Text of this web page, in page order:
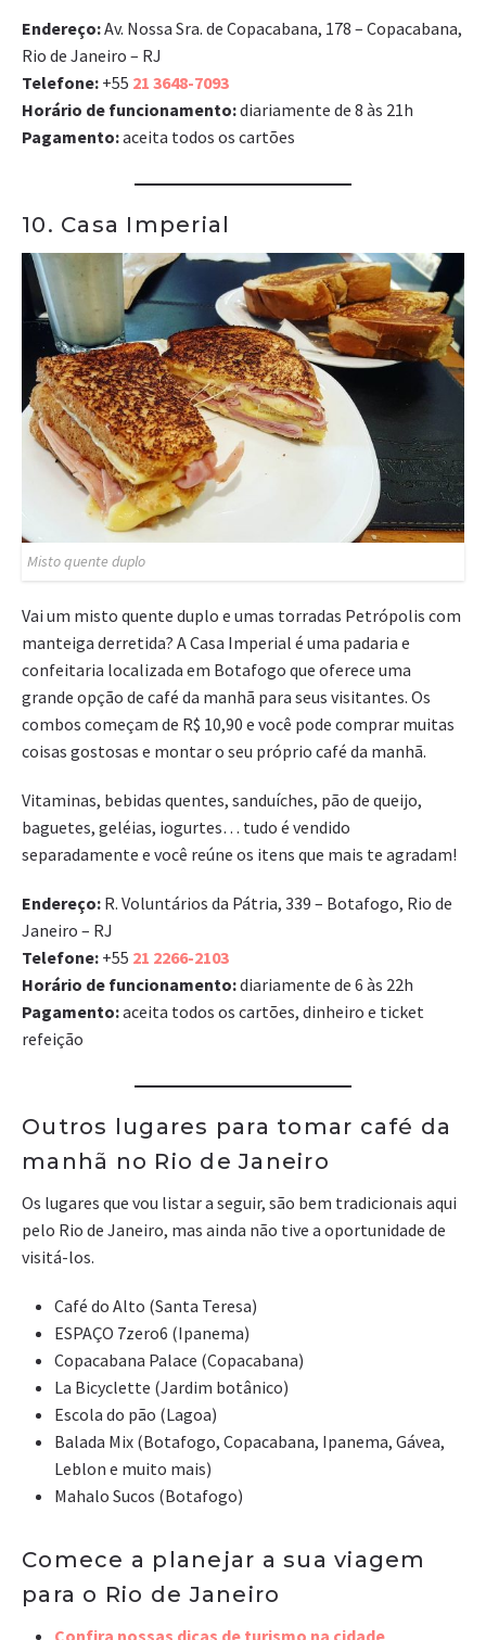
Endereço:Av. Nossa Sra. de Copacabana, 178 – Copacabana,
Rio de Janeiro – RJ
Telefone: +55 21 3648-7093
Horário de funcionamento:diariamente de 8 às 21h
Pagamento:aceita todos os cartões
10. Casa Imperial
Misto quente duplo
Vai um misto quente duplo e umas torradas Petrópolis com
manteiga derretida? A Casa Imperial é uma padaria e
confeitaria localizada em Botafogo que oferece uma
grande opção de café da manhã para seus visitantes. Os
combos começam de R$ 10,90 e você pode comprar muitas
coisas gostosas e montar o seu próprio café da manhã.
Vitaminas, bebidas quentes, sanduíches, pão de queijo,
baguetes, geléias, iogurtes… tudo é vendido
separadamente e você reúne os itens que mais te agradam!
Endereço: R. Voluntários da Pátria, 339 – Botafogo, Rio de
Janeiro – RJ
Telefone: +55 21 2266-2103
Horário de funcionamento:diariamente de 6 às 22h
Pagamento:aceita todos os cartões, dinheiro e ticket
refeição
Outros lugares para tomar café da
manhã no Rio de Janeiro
Os lugares que vou listar a seguir, são bem tradicionais aqui
pelo Rio de Janeiro, mas ainda não tive a oportunidade de
visitá-los.
Café do Alto (Santa Teresa)
ESPAÇO 7zero6 (Ipanema)
Copacabana Palace (Copacabana)
La Bicyclette (Jardim botânico)
Escola do pão (Lagoa)
Balada Mix (Botafogo, Copacabana, Ipanema, Gávea,
Leblon e muito mais)
Mahalo Sucos (Botafogo)
Comece a planejar a sua viagem
para o Rio de Janeiro
Confira nossas dicas de turismo na cidade